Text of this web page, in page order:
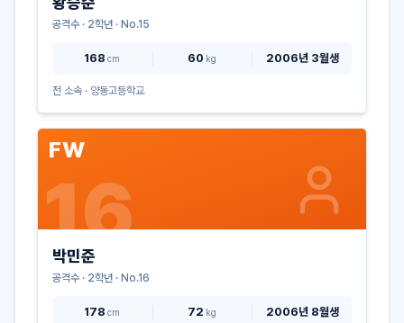
공격수· 2학년 · No.15
168 cm 60 kg 2006년 3월생
전 소속 · 양동고등학교
FW
16
박민준
공격수· 2학년 · No.16
178 cm 72 kg 2006년 8월생